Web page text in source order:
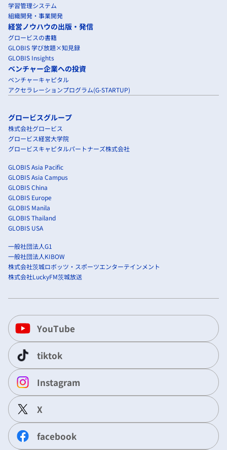
学習管理システム
組織開発・事業開発
経営ノウハウの出版・発信
グロービスの書籍
GLOBIS 学び放題×知見録
GLOBIS Insights
ベンチャー企業への投資
ベンチャーキャピタル
アクセラレーションプログラム(G-STARTUP)
グロービスグループ
株式会社グロービス
グロービス経営大学院
グロービスキャピタルパートナーズ株式会社
GLOBIS Asia Pacific
GLOBIS Asia Campus
GLOBIS China
GLOBIS Europe
GLOBIS Manila
GLOBIS Thailand
GLOBIS USA
一般社団法人G1
一般社団法人KIBOW
株式会社茨城ロボッツ・スポーツエンターテインメント
株式会社LuckyFM茨城放送
YouTube
tiktok
Instagram
X
facebook